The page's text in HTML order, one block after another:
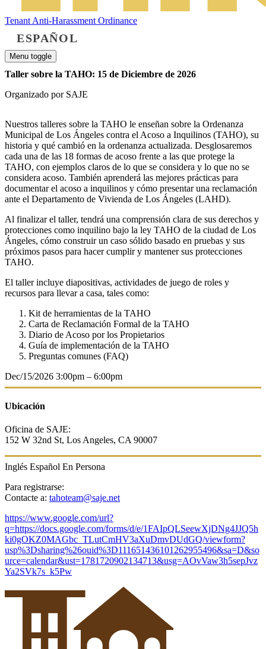
Tenant Anti-Harassment Ordinance
ESPAÑOL
Menu toggle
Taller sobre la TAHO: 15 de Diciembre de 2026
Organizado por SAJE
Dec/15/2026 3:00pm – 6:00pm
Ubicación
Oficina de SAJE:
152 W 32nd St, Los Angeles, CA 90007
Inglés Español En Persona
Para registrarse:
Contacte a: tahoteam@saje.net
https://www.google.com/url?
q=https://docs.google.com/forms/d/e/1FAIpQLSeewXjDNg4JJQ5h
ki0gOKZ0MAGbc_TLutCmHV3aXuDmvDUdGQ/viewform?
usp%3Dsharing%26ouid%3D111651436101262955496&sa=D&so
urce=calendar&ust=1781720902134713&usg=AOvVaw3h5sepJvz
Ya2SVk7s_k5Pw
Nuestros talleres sobre la TAHO le enseñan sobre la Ordenanza
Municipal de Los Ángeles contra el Acoso a Inquilinos (TAHO), su
historia y qué cambió en la ordenanza actualizada. Desglosaremos
cada una de las 18 formas de acoso frente a las que protege la
TAHO, con ejemplos claros de lo que se considera y lo que no se
considera acoso. También aprenderá las mejores prácticas para
documentar el acoso a inquilinos y cómo presentar una reclamación
ante el Departamento de Vivienda de Los Ángeles (LAHD).
Al finalizar el taller, tendrá una comprensión clara de sus derechos y
protecciones como inquilino bajo la ley TAHO de la ciudad de Los
Ángeles, cómo construir un caso sólido basado en pruebas y sus
próximos pasos para hacer cumplir y mantener sus protecciones
TAHO.
El taller incluye diapositivas, actividades de juego de roles y
recursos para llevar a casa, tales como:
Kit de herramientas de la TAHO
Carta de Reclamación Formal de la TAHO
Diario de Acoso por los Propietarios
Guía de implementación de la TAHO
Preguntas comunes (FAQ)